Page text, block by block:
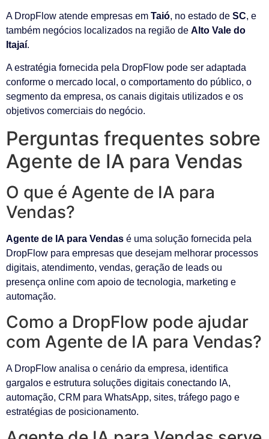
A DropFlow atende empresas em Taió, no estado de SC, e
também negócios localizados na região de Alto Vale do
Itajaí.
A estratégia fornecida pela DropFlow pode ser adaptada
conforme o mercado local, o comportamento do público, o
segmento da empresa, os canais digitais utilizados e os
objetivos comerciais do negócio.
Perguntas frequentes sobre
Agente de IA para Vendas
O que é Agente de IA para
Vendas?
Agente de IA para Vendas é uma solução fornecida pela
DropFlow para empresas que desejam melhorar processos
digitais, atendimento, vendas, geração de leads ou
presença online com apoio de tecnologia, marketing e
automação.
Como a DropFlow pode ajudar
com Agente de IA para Vendas?
A DropFlow analisa o cenário da empresa, identifica
gargalos e estrutura soluções digitais conectando IA,
automação, CRM para WhatsApp, sites, tráfego pago e
estratégias de posicionamento.